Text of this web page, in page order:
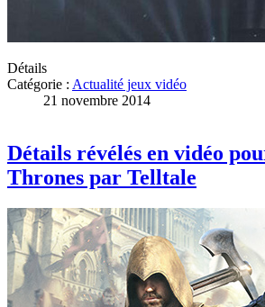
Détails
Catégorie : Actualité jeux vidéo
21 novembre 2014
Détails révélés en vidéo
Thrones par Telltale